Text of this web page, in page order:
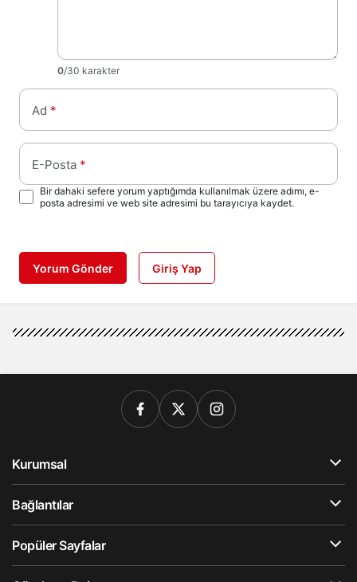
0/30 karakter
Ad *
E-Posta *
Bir dahaki sefere yorum yaptığımda kullanılmak üzere adımı, e-
posta adresimi ve web site adresimi bu tarayıcıya kaydet.
Yorum Gönder Giriş Yap
Kurumsal
Bağlantılar
Popüler Sayfalar